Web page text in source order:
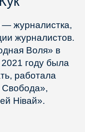
журналистка,
журналистов.
Воля» в
году была
работала
Свобода»,
Нівай».